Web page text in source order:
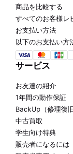
商品を比較する
すべてのお客様レ
お支払い方法
以下のお支払い方
サービス
お友達の紹介
1年間の動作保証
BackUp（修理復
中古買取
学生向け特典
販売者になるには